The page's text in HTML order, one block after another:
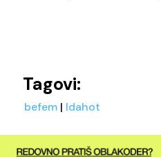
Tagovi:
befem | Idahot